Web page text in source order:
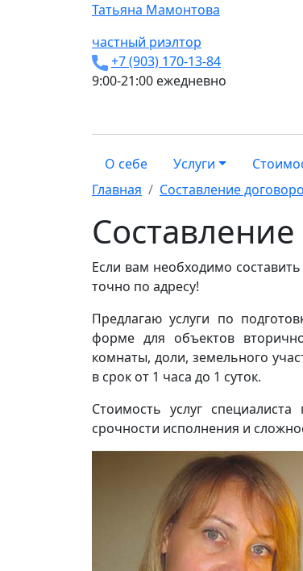
Татьяна Мамонтова
частный риэлтор
+7 (903) 170-13-84
9:00-21:00 ежедневно
О себе Услуги
Главная
Составление
Если вам необходимо
точно по адресу!
Предлагаю услуги по
форме для объектов
комнаты, доли, земельного
в срок от 1 часа до 1 суток.
Стоимость услуг
срочности исполнения и